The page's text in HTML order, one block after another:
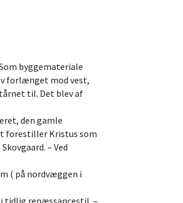
byggemateriale
forlænget mod vest,
til. Det blev af
den gamle
forestiller Kristus som
– Ved
( på nordvæggen i